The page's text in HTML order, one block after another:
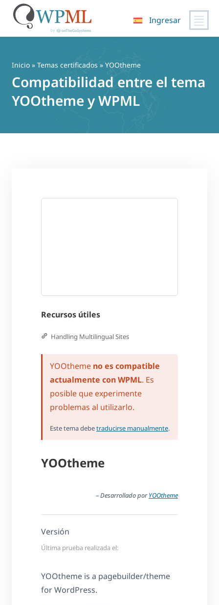
contenido
Ingresar
Inicio » Temas certificados » YOOtheme
Compatibilidad entre el tema
YOOtheme y WPML
Recursos útiles
Handling Multilingual Sites
YOOtheme no es compatible
actualmente con WPML. Es
posible que experimente
problemas al utilizarlo.
Este tema debetraducirse manualmente.
YOOtheme
– Desarrollado porYOOtheme
Versión
Última prueba realizada el:
YOOtheme is a pagebuilder/theme
for WordPress.